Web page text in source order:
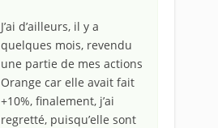
J’ai d’ailleurs, il y a
quelques mois, revendu
une partie de mes actions
Orange car elle avait fait
+10%, finalement, j’ai
regretté, puisqu’elle sont